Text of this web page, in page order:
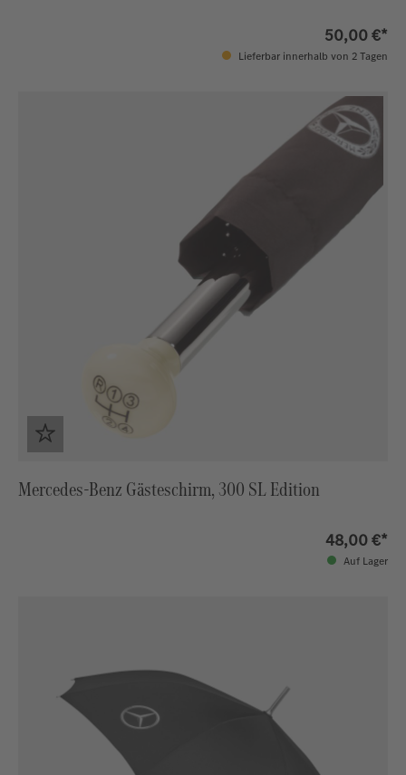
50,00 €*
Lieferbar innerhalb von 2 Tagen
Mercedes-Benz Gästeschirm, 300 SL Edition
48,00 €*
Auf Lager